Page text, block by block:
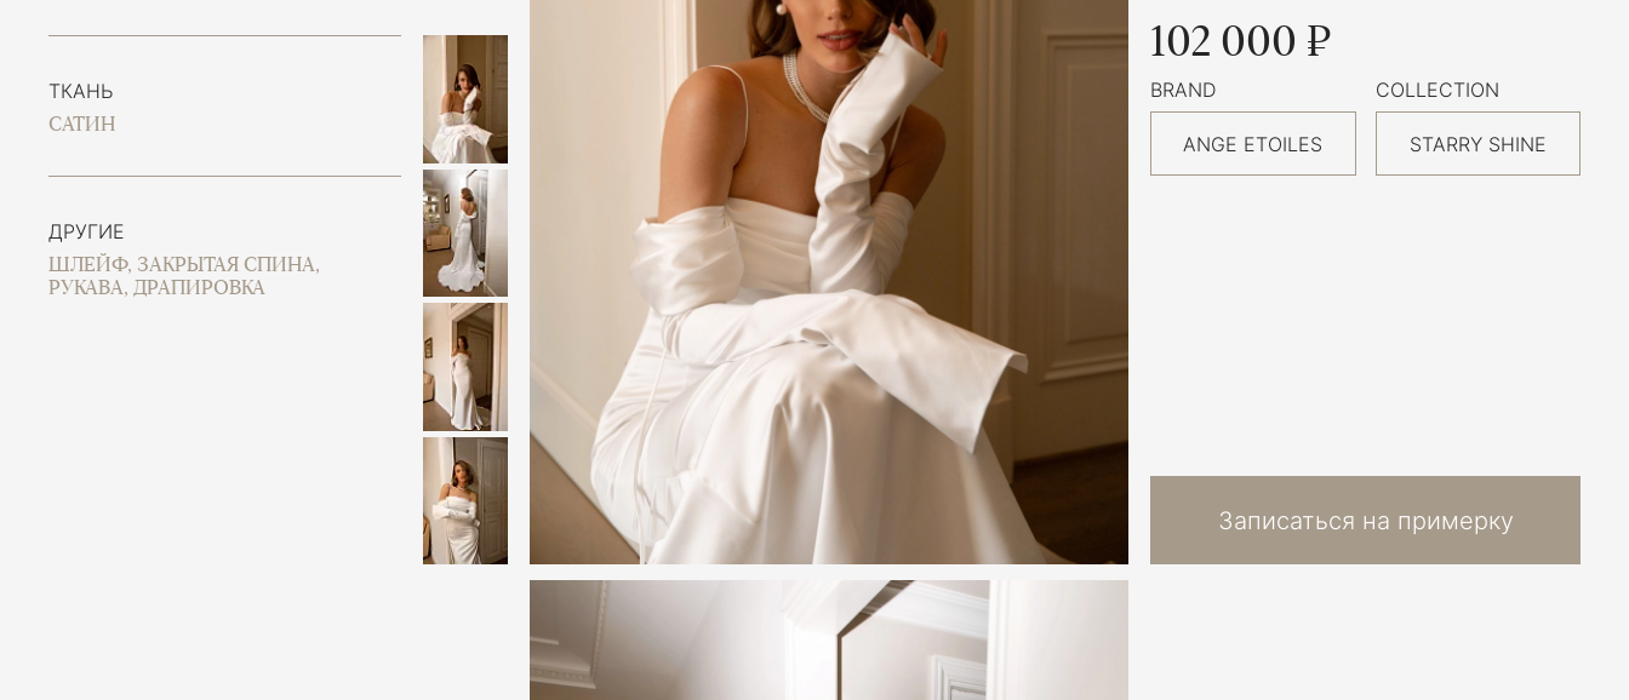
ТКАНЬ
САТИН
ДРУГИЕ
ШЛЕЙФ, ЗАКРЫТАЯ СПИНА,
РУКАВА, ДРАПИРОВКА
102 000 ₽
BRAND
ANGE ETOILES
COLLECTION
STARRY SHINE
Записаться на примерку